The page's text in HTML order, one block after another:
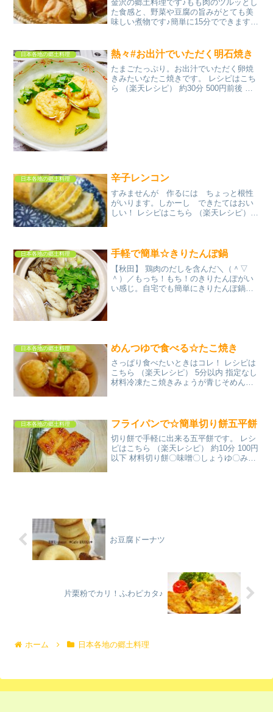
金沢の郷土料理です♪もも肉のツルッとし
た食感と、野菜や豆腐の旨みがとても美
味しい煮物です♪簡単に15分でできます♪
豆腐●水●本だし●酒●砂糖●みりん●醤油
小...
日本各地の郷土料理 熱々#お出汁でいただく明石焼き
たまごたっぷり。お出汁でいただく卵焼
きみたいなたこ焼きです。 レシピはこち
ら （楽天レシピ） 約30分 500円前後 材
日本各地の郷土料理 辛子レンコン
すみませんが 作るには ちょっと根性
がいります。しかーし できたてはおい
しい！ レシピはこちら （楽天レシピ）
日本各地の郷土料理 手軽で簡単☆きりたんぽ鍋
【秋田】 鶏肉のだしを含んだ＼（＾▽
＾）／もっち！もち！のきりたんぽがい
い感じ。自宅でも簡単にきりたんぽ鍋が
日本各地の郷土料理 めんつゆで食べる☆たこ焼き
さっぱり食べたいときはコレ！ レシピは
こちら （楽天レシピ） 5分以内 指定なし
材料冷凍たこ焼きみょうが青じそめんつ
日本各地の郷土料理 フライパンで☆簡単切り餅五平餅
切り餅で手軽に出来る五平餅です。 レシ
ピはこちら （楽天レシピ） 約10分 100円
以下 材料切り餅〇味噌〇しょうゆ〇みり
お豆腐ドーナツ
片栗粉でカリ！ふわピカタ♪
ホーム 日本各地の郷土料理